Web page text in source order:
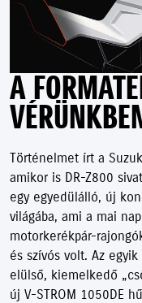
A
Történelmet írt a
amikor is DR-Z800
egy egyedülálló, új
világába, ami a mai
motorkerékpár-
és szívós volt. Az
elülső, kiemelkedő
új V-STROM 1050DE